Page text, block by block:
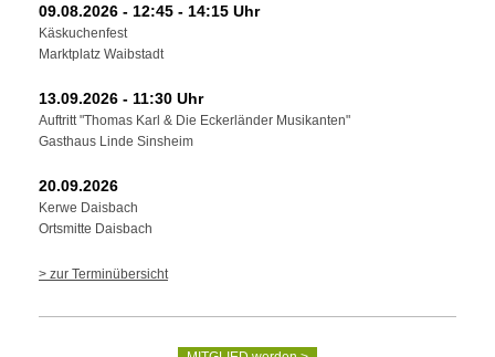
09.08.2026 - 12:45 - 14:15 Uhr
Käskuchenfest
Marktplatz Waibstadt
13.09.2026 - 11:30 Uhr
Auftritt "Thomas Karl & Die Eckerländer Musikanten"
Gasthaus Linde Sinsheim
20.09.2026
Kerwe Daisbach
Ortsmitte Daisbach
> zur Terminübersicht